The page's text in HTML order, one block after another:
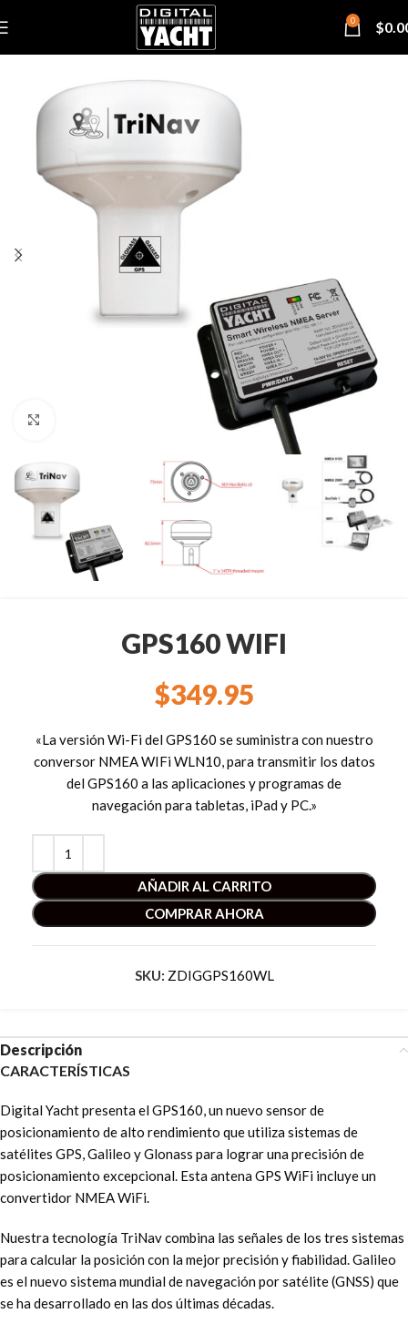
0 $
GPS160 WIFI
$349.95
«La versión Wi-Fi del GPS160 se suministra con nuestro
conversor NMEA WIFi WLN10, para transmitir los datos
del GPS160 a las aplicaciones y programas de
navegación para tabletas, iPad y PC.»
AÑADIR AL CARRITO
COMPRAR AHORA
SKU: ZDIGGPS160WL
Descripción
CARACTERÍSTICAS
Digital Yacht presenta el GPS160, un nuevo sensor de
posicionamiento de alto rendimiento que utiliza sistemas de
satélites GPS, Galileo y Glonass para lograr una precisión de
posicionamiento excepcional. Esta antena GPS WiFi incluye un
convertidor NMEA WiFi.
Nuestra tecnología TriNav combina las señales de los tres sistemas
para calcular la posición con la mejor precisión y fiabilidad. Galileo
es el nuevo sistema mundial de navegación por satélite (GNSS) que
se ha desarrollado en las dos últimas décadas.